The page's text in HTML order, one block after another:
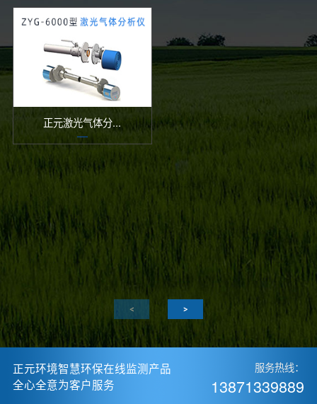
正元激光气体分...
正元环境智慧环保在线监测产品
全心全意为客户服务
服务热线：
13871339889